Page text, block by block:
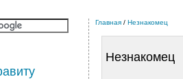
Главная / Незнакомец
Незнакомец